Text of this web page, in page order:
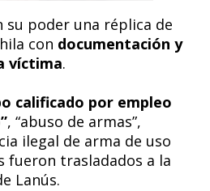
su poder una réplica de
con documentación y
víctima.
calificado por empleo
, “abuso de armas”,
ilegal de arma de uso
fueron trasladados a la
Lanús.